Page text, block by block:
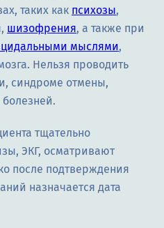
таких как психозы,
шизофрения, а также при
мыслями,
Нельзя проводить
синдроме отмены,
тщательно
ЭКГ, осматривают
после подтверждения
назначается дата